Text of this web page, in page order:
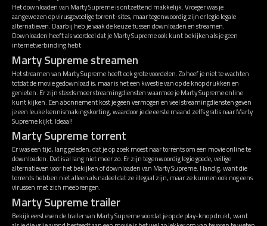
Het downloaden van Marty Supreme is ontzettend makkelijk. Vroeger was je
aangewezen op virusgevoelige torrent-sites, maar tegenwoordig zijn er legio legale
alternatieven. Daarbij heb je vaak de keuze tussen downloaden en streamen.
Downloaden heeft als voordeel dat je Marty Supreme ook kunt bekijken als je geen
internetverbinding hebt.
Marty Supreme streamen
Het streamen van Marty Supreme heeft ook grote voordelen. Zo hoef je niet te wachten
totdat de movie gedownload is, maar is het een kwestie van op de knop drukken en
genieten. Er zijn steeds meer streamingdiensten waarmee je Marty Supreme online
kunt kijken. Een abonnement kost je geen vermogen en veel streamingdiensten geven
je een leuke kennismakingskorting, waardoor je de eerste maand zelfs gratis naar Marty
Supreme kijkt. Ideaal!
Marty Supreme torrent
Er was een tijd, lang geleden, dat je op zoek moest naar torrents om een movie online te
downloaden. Dat is al lang niet meer zo. Er zijn tegenwoordig legio goede, veilige
alternatieven voor het bekijken of downloaden van Marty Supreme. Handig, want die
torrents hebben niet alleen als nadeel dat ze illegaal zijn, maar ze kunnen ook nog eens
virussen met zich meebrengen.
Marty Supreme trailer
Bekijk eerst even de trailer van Marty Supreme voordat je op de play-knop drukt, want